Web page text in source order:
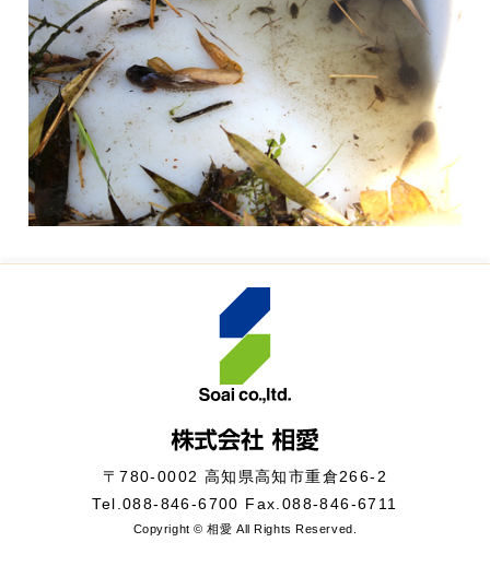
〒780-0002 高知県高知市重倉266-2
Tel.088-846-6700 Fax.088-846-6711
Copyright © 相愛 All Rights Reserved.